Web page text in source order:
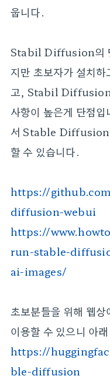
웁니다.
Stabil Diffusion의
지만 초보자가 설치
고, Stabil Diffusion
사항이 높은게 단점
서 Stable Diffusion
할 수 있습니다.
https://
diffusion-webui
https://
run-stable-
ai-images/
초보분들을 위해 웹
이용할 수 있으니 아
https://
ble-diffusion